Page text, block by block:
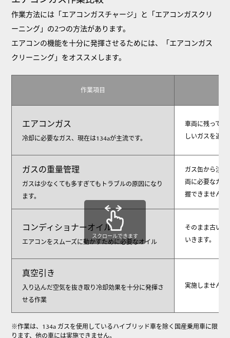
作業方法には「エアコンガスチャージ」と「エアコンガスクリ
ーニング」の2つの方法があります。
エアコンの機能を十分に発揮させるためには、「エアコンガス
クリーニング」をオススメします。
作業項目
エアコンガス
冷却に必要なガス、現在は134aが主流です。
車両に残ってい
しいガスを追
ガスの重量管理
ガスは少なくても多すぎてもトラブルの原因になり
ます。
ガス缶から注
両に必要なガ
握できません。
コンディショナーオイル
エアコンをスムーズに動かすために必要なオイル
そのまま古い
いきます。
真空引き
入り込んだ空気を抜き取り冷却効果を十分に発揮さ
せる作業
実施しません。
※作業は、134a ガスを使用しているハイブリッド車を除く国産乗用車に限
ります、他の車には実施できません。
スクロールできます